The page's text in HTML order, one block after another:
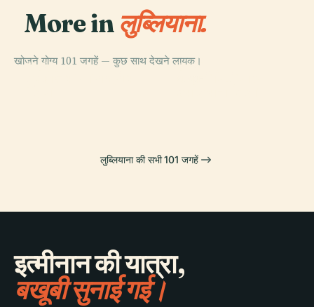
More in लुब्लियाना.
खोजने योग्य 101 जगहें — कुछ साथ देखने लायक।
PLACE PLACE
PLACE
लुब्लियाना की सभी 101 जगहें
इत्मीनान की यात्रा,
बखूबी सुनाई गई।